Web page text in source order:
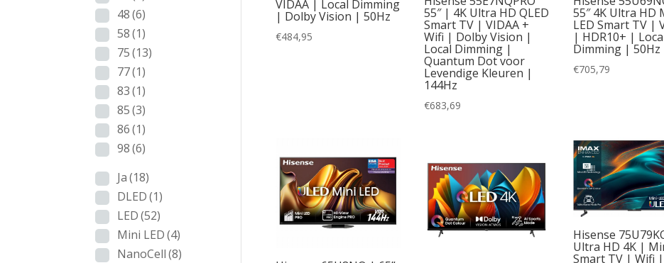
QD-Mini LED(9)
WebOS
VIDAA | Local Dimming
| Dolby Vision | 50Hz
€484,95
55″ | 4K Ultra HD QLED
Smart TV | VIDAA +
Wifi | Dolby Vision |
Local Dimming |
Quantum Dot voor
Levendige Kleuren |
144Hz
€683,69
55″ 4K Ultra HD
LED Smart TV |
| HDR10+ |
Dimming | 50Hz
€705,79
Hisense
Ultra HD 4K |
Smart TV | Wifi |
48 (6)
58 (1)
75 (13)
77(1)
83 (1)
85 (3)
86 (1)
98 (6)
Ja (18)
DLED (1)
LED (52)
Mini LED (4)
NanoCell (8)